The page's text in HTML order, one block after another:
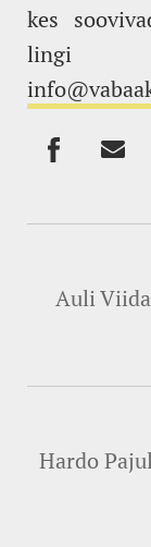
kes
lingi
Auli
Hardo